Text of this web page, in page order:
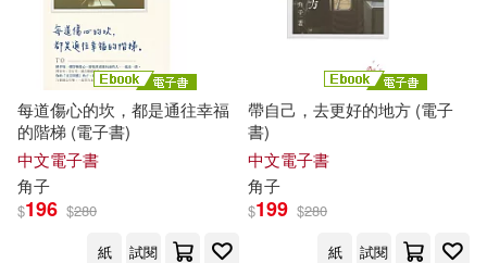
SELF格致論道講壇(2)
Schuld(2) Shae(2)
TaaRO(2) lovepop.net(2)
えんじ(2) こげめ(2)
商務印書館(2)
城邦原創(2) 大旗出版社(2)
天下生活(2) 寶瓶文化(2)
山頂視角文化(2)
每道傷心的坎，都是通往幸福
的階梯 (電子書)
中文電子書
角子
$196 $280
紙
試閱
帶自己，去更好的地方 (電子
書)
中文電子書
角子
$199 $280
紙
試閱